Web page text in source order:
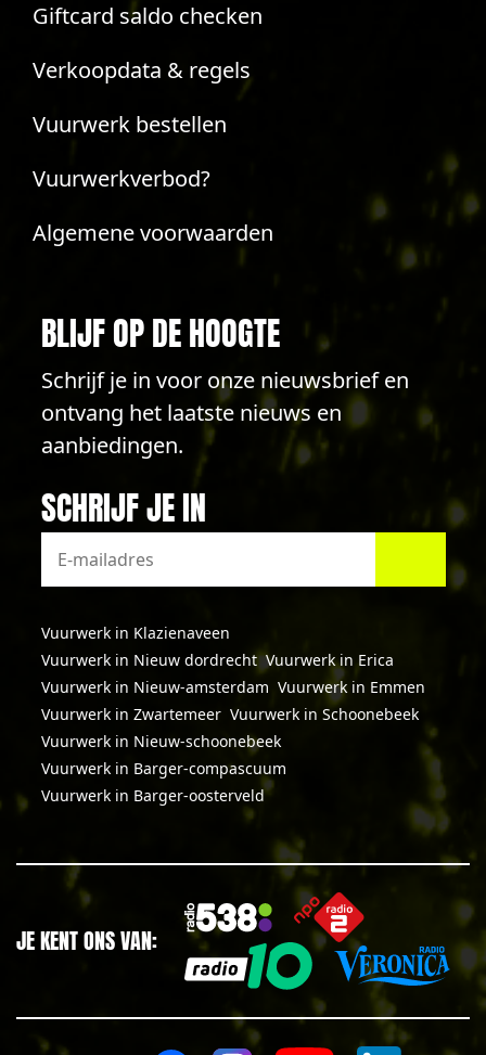
Giftcard saldo checken
Verkoopdata & regels
Vuurwerk bestellen
Vuurwerkverbod?
Algemene voorwaarden
BLIJF OP DE HOOGTE
Schrijf je in voor onze nieuwsbrief en
ontvang het laatste nieuws en
aanbiedingen.
SCHRIJF JE IN
Vuurwerk in Klazienaveen
Vuurwerk in Nieuw dordrecht Vuurwerk in Erica
Vuurwerk in Nieuw-amsterdam Vuurwerk in Emmen
Vuurwerk in Zwartemeer Vuurwerk in Schoonebeek
Vuurwerk in Nieuw-schoonebeek
Vuurwerk in Barger-compascuum
Vuurwerk in Barger-oosterveld
JE KENT ONS VAN: